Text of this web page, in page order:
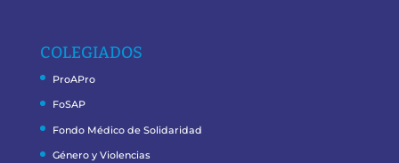
COLEGIADOS
ProAPro
FoSAP
Fondo Médico de Solidaridad
Género y Violencias